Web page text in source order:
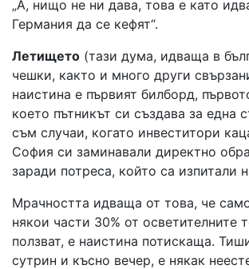
„А, нищо не ни дава, това е като
Германия да се кефят“.
Летището (тази дума, идваща в
чешки, както и много други
наистина е първият билборд,
което пътникът си създава за една
съм случаи, когато инвеститори
София си заминавали директно
заради потреса, който са изпитали
Мрачността идваща от това, че
някои части 30% от осветителните
ползват, е наистина потискаща.
сутрин и късно вечер, е някак